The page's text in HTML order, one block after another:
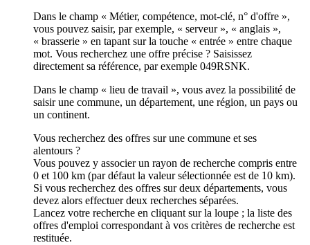
Dans le champ « Métier, compétence, mot-clé, n° d'offre »,
vous pouvez saisir, par exemple, « serveur », « anglais »,
« brasserie » en tapant sur la touche « entrée » entre chaque
mot. Vous recherchez une offre précise ? Saisissez
directement sa référence, par exemple 049RSNK.
Dans le champ « lieu de travail », vous avez la possibilité de
saisir une commune, un département, une région, un pays ou
un continent.
Vous recherchez des offres sur une commune et ses
alentours ?
Vous pouvez y associer un rayon de recherche compris entre
0 et 100 km (par défaut la valeur sélectionnée est de 10 km).
Si vous recherchez des offres sur deux départements, vous
devez alors effectuer deux recherches séparées.
Lancez votre recherche en cliquant sur la loupe ; la liste des
offres d'emploi correspondant à vos critères de recherche est
restituée.